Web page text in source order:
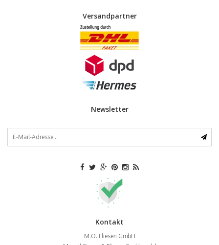
Versandpartner
Newsletter
Kontakt
M.O. Fliesen GmbH